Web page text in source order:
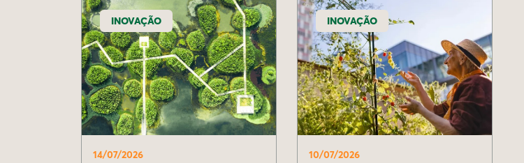
INOVAÇÃO
14/07/2026
INOVAÇÃO
10/07/2026